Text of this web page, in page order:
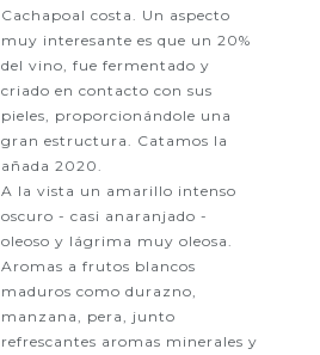
Cachapoal costa. Un aspecto
muy interesante es que un 20%
del vino, fue fermentado y
criado en contacto con sus
pieles, proporcionándole una
gran estructura. Catamos la
añada 2020.
A la vista un amarillo intenso
oscuro - casi anaranjado -
oleoso y lágrima muy oleosa.
Aromas a frutos blancos
maduros como durazno,
manzana, pera, junto
refrescantes aromas minerales y